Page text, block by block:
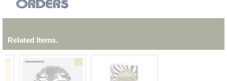
Related Items.